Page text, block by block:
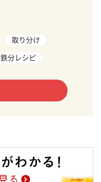
取り分け
鉄分レシピ